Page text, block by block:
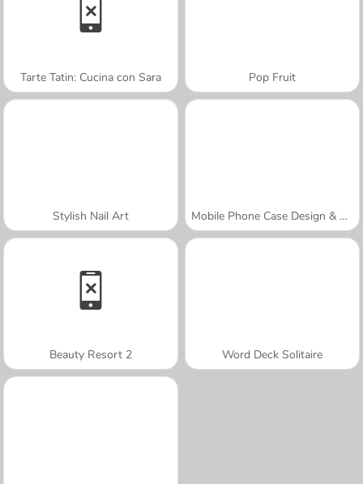
Tarte Tatin: Cucina con Sara Pop Fruit
Stylish Nail Art Mobile Phone Case Design & DIY
Beauty Resort 2 Word Deck Solitaire